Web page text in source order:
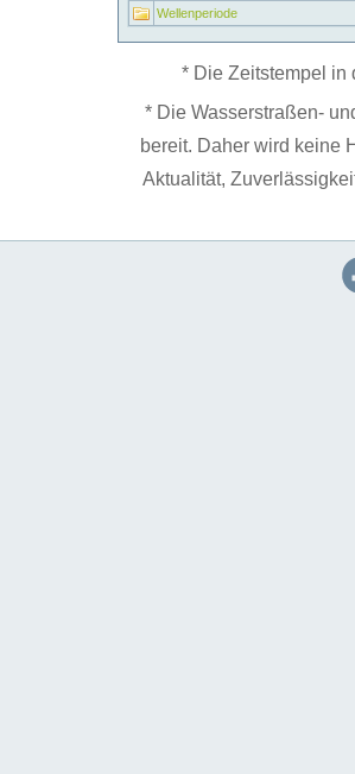
Wellenperiode
* Die Zeitstempel in
* Die Wasserstraßen-
bereit. Daher wird keine
Aktualität,